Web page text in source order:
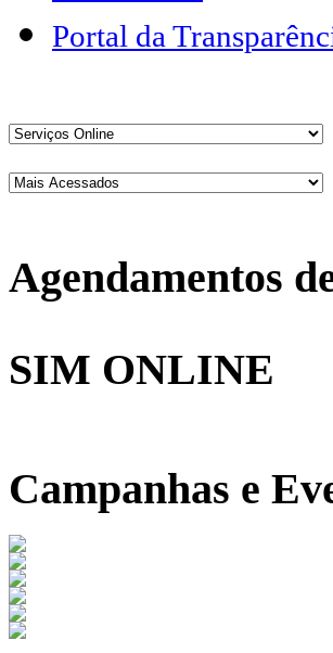
Portal da
Agendamentos
SIM ONLINE
Campanhas e